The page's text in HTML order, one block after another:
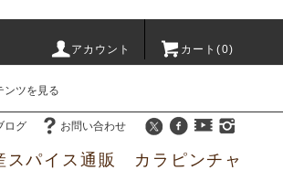
アカウント カート(0)
ンツを見る
ログ お問い合わせ
スパイス通販 カラピンチャ